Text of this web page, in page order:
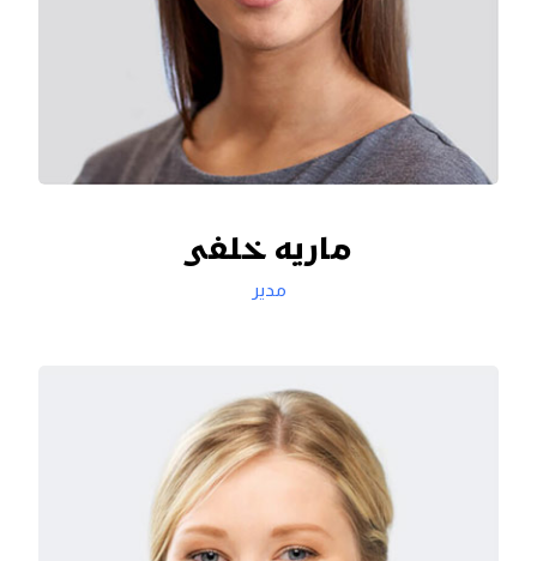
ماریه خلفی
مدير